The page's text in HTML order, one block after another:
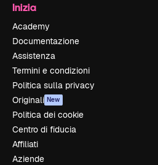
Inizia
Academy
Documentazione
Assistenza
Termini e condizioni
Politica sulla privacy
Originali New
Politica dei cookie
Centro di fiducia
Affiliati
Aziende